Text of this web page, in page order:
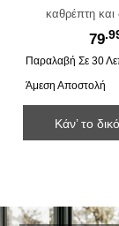
καθρέπτη και
45x45x77cm -
79
Παραλαβή Σε 30
Άμεση Αποστολή
Κάν’ το